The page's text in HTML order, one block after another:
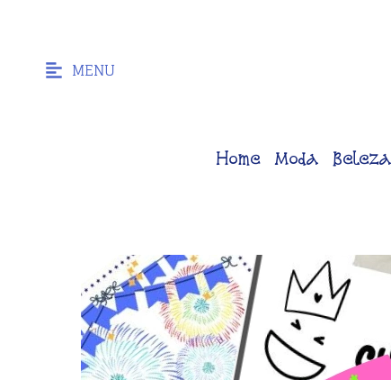
MENU
Home Moda Beleza